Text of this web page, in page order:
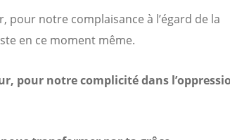
pour notre complaisance à l’égard de la
en ce moment même.
pour notre complicité dans